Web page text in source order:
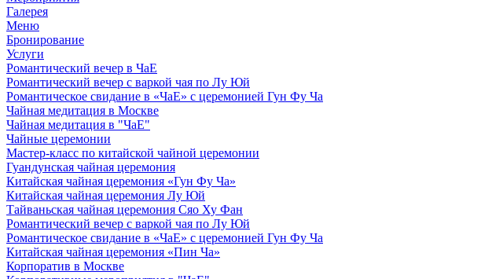
Галерея
Меню
Бронирование
Услуги
Романтический вечер в ЧаЕ
Романтический вечер с варкой чая по Лу Юй
Романтическое свидание в «ЧаЕ» с церемонией Гун Фу Ча
Чайная медитация в Москве
Чайная медитация в "ЧаЕ"
Чайные церемонии
Мастер-класс по китайской чайной церемонии
Гуандунская чайная церемония
Китайская чайная церемония «Гун Фу Ча»
Китайская чайная церемония Лу Юй
Тайваньская чайная церемония Сяо Ху Фан
Романтический вечер с варкой чая по Лу Юй
Романтическое свидание в «ЧаЕ» с церемонией Гун Фу Ча
Китайская чайная церемония «Пин Ча»
Корпоратив в Москве